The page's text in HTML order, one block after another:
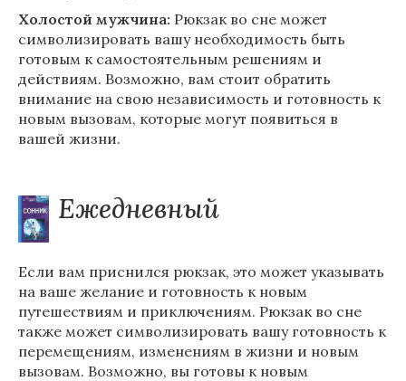
Холостой мужчина: Рюкзак во сне может
символизировать вашу необходимость быть
готовым к самостоятельным решениям и
действиям. Возможно, вам стоит обратить
внимание на свою независимость и готовность к
новым вызовам, которые могут появиться в
вашей жизни.
Ежедневный
Если вам приснился рюкзак, это может указывать
на ваше желание и готовность к новым
путешествиям и приключениям. Рюкзак во сне
также может символизировать вашу готовность к
перемещениям, изменениям в жизни и новым
вызовам. Возможно, вы готовы к новым